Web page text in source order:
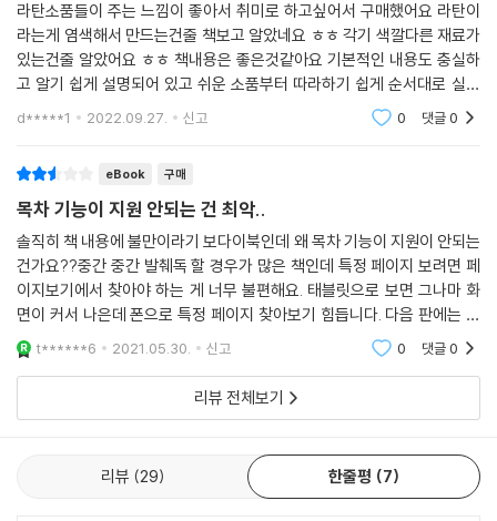
라탄소품들이 주는 느낌이 좋아서 취미로 하고싶어서 구매했어요 라탄이
라는게 염색해서 만드는건줄 책보고 알았네요 ㅎㅎ 각기 색깔다른 재료가
있는건줄 알았어요 ㅎㅎ 책내용은 좋은것같아요 기본적인 내용도 충실하
고 알기 쉽게 설명되어 있고 쉬운 소품부터 따라하기 쉽게 순서대로 실려
있어서 원하는것만 골라서 따라해봐도 되고 처음부터 따라하면 기본기를
d*****1 2022.09.27. 신고 0 댓글0
eBook 구매
목차 기능이 지원 안되는 건 최악..
솔직히 책 내용에 불만이라기 보다이북인데 왜 목차 기능이 지원이 안되는
건가요??중간 중간 발췌독 할 경우가 많은 책인데 특정 페이지 보려면 페
이지보기에서 찾아야 하는 게 너무 불편해요. 태블릿으로 보면 그나마 화
면이 커서 나은데 폰으로 특정 페이지 찾아보기 힘듭니다. 다음 판에는 수
정되길 바래요. .. 150자 채워야 리뷰 등록이 되는 건 뭔가요..?;; 더이상 할
말 없는데..
t******6 2021.05.30. 신고 0 댓글0
리뷰 전체보기
리뷰 29 한줄평 7